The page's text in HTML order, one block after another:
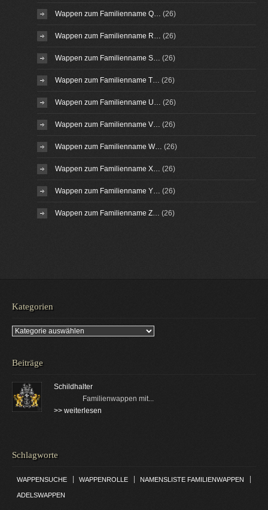
Wappen zum Familienname Q… (26)
Wappen zum Familienname R… (26)
Wappen zum Familienname S… (26)
Wappen zum Familienname T… (26)
Wappen zum Familienname U… (26)
Wappen zum Familienname V… (26)
Wappen zum Familienname W… (26)
Wappen zum Familienname X… (26)
Wappen zum Familienname Y… (26)
Wappen zum Familienname Z… (26)
Kategorien
Kategorien
Beiträge
Schildhalter
Familienwappen mit...
>> weiterlesen
Schlagworte
WAPPENSUCHE WAPPENROLLE NAMENSLISTE FAMILIENWAPPEN
ADELSWAPPEN